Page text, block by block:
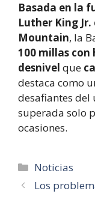
Basada en la
Luther King
Mountain, la
100 millas con
desnivel que
destaca como
desafiantes
superada solo
ocasiones.
Categorías
Noticias
Los